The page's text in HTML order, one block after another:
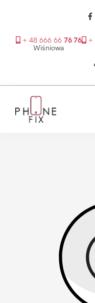
+ 48 666 66 76 76
Wiśniowa
+
głównego